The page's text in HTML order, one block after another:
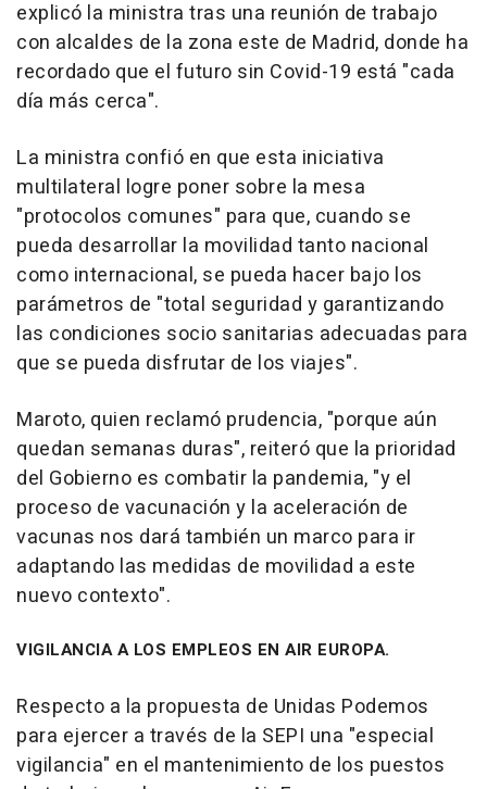
explicó la ministra tras una reunión de trabajo
con alcaldes de la zona este de Madrid, donde ha
recordado que el futuro sin Covid-19 está "cada
día más cerca".
La ministra confió en que esta iniciativa
multilateral logre poner sobre la mesa
"protocolos comunes" para que, cuando se
pueda desarrollar la movilidad tanto nacional
como internacional, se pueda hacer bajo los
parámetros de "total seguridad y garantizando
las condiciones socio sanitarias adecuadas para
que se pueda disfrutar de los viajes".
Maroto, quien reclamó prudencia, "porque aún
quedan semanas duras", reiteró que la prioridad
del Gobierno es combatir la pandemia, "y el
proceso de vacunación y la aceleración de
vacunas nos dará también un marco para ir
adaptando las medidas de movilidad a este
nuevo contexto".
VIGILANCIA A LOS EMPLEOS EN AIR EUROPA.
Respecto a la propuesta de Unidas Podemos
para ejercer a través de la SEPI una "especial
vigilancia" en el mantenimiento de los puestos